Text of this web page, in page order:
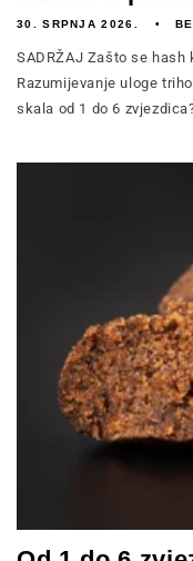
30. SRPNJA 2026.
SADRŽAJ Zašto se
Razumijevanje uloge
skala od 1 do 6